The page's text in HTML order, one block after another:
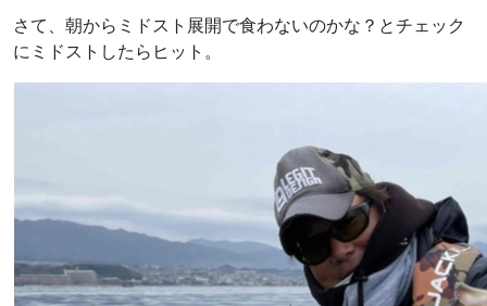
さて、朝からミドスト展開で食わないのかな？とチェック
にミドストしたらヒット。